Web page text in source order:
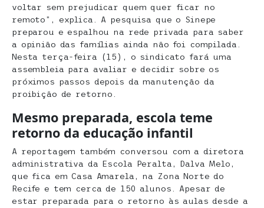
voltar sem prejudicar quem quer ficar no
remoto”, explica. A pesquisa que o Sinepe
preparou e espalhou na rede privada para saber
a opinião das famílias ainda não foi compilada.
Nesta terça-feira (15), o sindicato fará uma
assembleia para avaliar e decidir sobre os
próximos passos depois da manutenção da
proibição de retorno.
Mesmo preparada, escola teme
retorno da educação infantil
A reportagem também conversou com a diretora
administrativa da Escola Peralta, Dalva Melo,
que fica em Casa Amarela, na Zona Norte do
Recife e tem cerca de 150 alunos. Apesar de
estar preparada para o retorno às aulas desde a